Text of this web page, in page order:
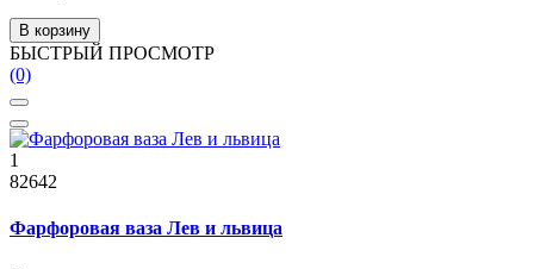
В корзину
БЫСТРЫЙ ПРОСМОТР
(0)
1
82642
Фарфоровая ваза Лев и львица